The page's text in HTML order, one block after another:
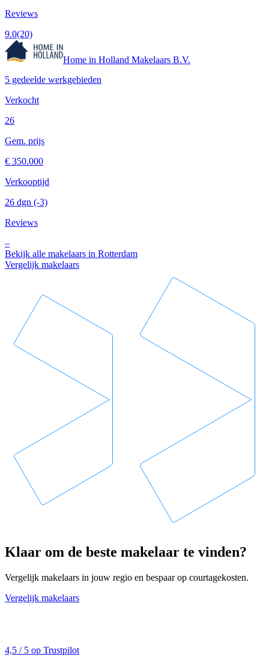
Reviews
9.0(20)
Home in Holland Makelaars B.V.
5 gedeelde werkgebieden
Verkocht
26
Gem. prijs
€ 350.000
Verkooptijd
26 dgn (-3)
Reviews
–
Bekijk alle makelaars in Rotterdam
Vergelijk makelaars
Klaar om de beste makelaar te vinden?
Vergelijk makelaars in jouw regio en bespaar op courtagekosten.
Vergelijk makelaars
4,5 / 5 op Trustpilot